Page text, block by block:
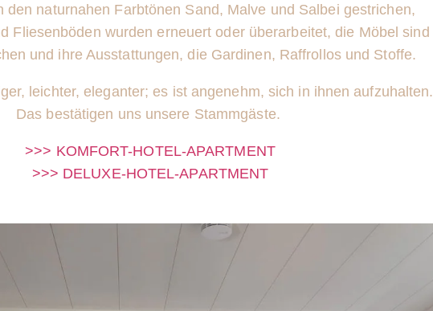
den naturnahen Farbtönen Sand, Malve und Salbei gestrichen,
Fliesenböden wurden erneuert oder überarbeitet, die Möbel sind
und ihre Ausstattungen, die Gardinen, Raffrollos und Stoffe.
leichter, eleganter; es ist angenehm, sich in ihnen aufzuhalten.
Das bestätigen uns unsere Stammgäste.
>>> KOMFORT-HOTEL-APARTMENT
>>> DELUXE-HOTEL-APARTMENT